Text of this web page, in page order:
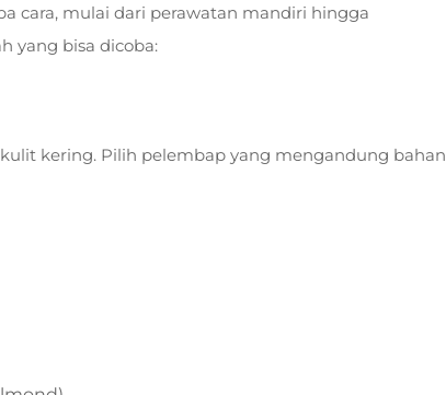
cara, mulai dari perawatan mandiri hingga
yang bisa dicoba:
kering. Pilih pelembap yang mengandung bahan